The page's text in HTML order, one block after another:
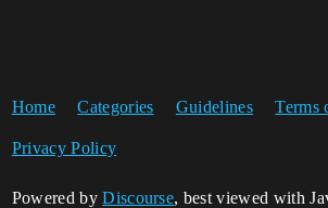
Home Categories Guidelines Terms
Privacy Policy
Powered byDiscourse, best viewed with